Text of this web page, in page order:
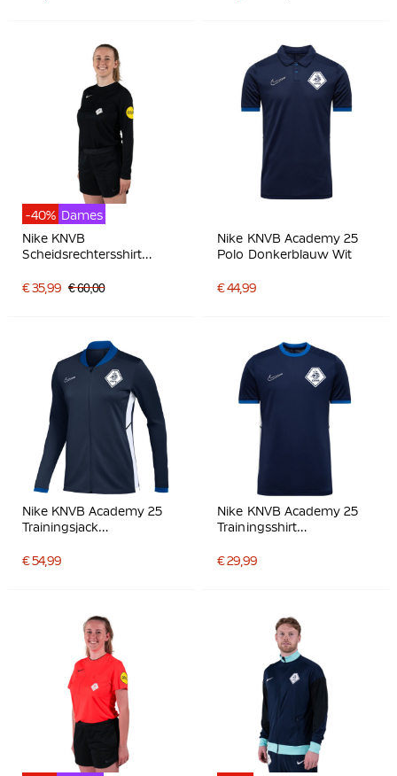
-40% Dames
Nike KNVB
Scheidsrechtersshirt
Mouwen Dames Zwart
€ 35,99 € 60,00
Nike KNVB Academy 25
Polo Donkerblauw Wit
€ 44,99
Nike KNVB Academy 25
Trainingsjack
€ 54,99
Nike KNVB Academy 25
Trainingsshirt
€ 29,99